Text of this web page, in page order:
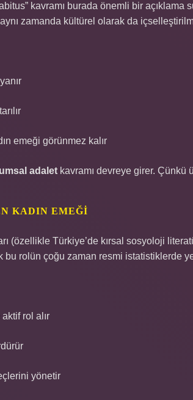
kavramı burada önemli bir açıklama
zamanda kültürel olarak da
emeği görünmez kalır
adalet kavramı devreye girer. Çünkü
KADIN EMEĞI
(özellikle Türkiye’de kırsal sosyoloji
bu rolün çoğu zaman resmi istatistiklerde
rol alır
yönetir